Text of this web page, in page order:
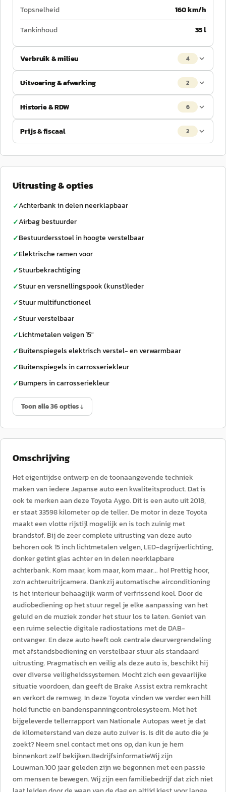
Topsnelheid
160 km/h
Tankinhoud
35 l
Verbruik & milieu 4
Uitvoering & afwerking 2
Historie & RDW 6
Prijs & fiscaal 2
Uitrusting & opties
✓Achterbank in delen neerklapbaar
✓Airbag bestuurder
✓Bestuurdersstoel in hoogte verstelbaar
✓Elektrische ramen voor
✓Stuurbekrachtiging
✓Stuur en versnellingspook (kunst)leder
✓Stuur multifunctioneel
✓Stuur verstelbaar
✓Lichtmetalen velgen 15"
✓Buitenspiegels elektrisch verstel- en verwarmbaar
✓Buitenspiegels in carrosseriekleur
✓Bumpers in carrosseriekleur
Toon alle 36 opties ↓
Omschrijving
Het eigentijdse ontwerp en de toonaangevende techniek
maken van iedere Japanse auto een kwaliteitsproduct. Dat is
ook te merken aan deze Toyota Aygo. Dit is een auto uit 2018,
er staat 33598 kilometer op de teller. De motor in deze Toyota
maakt een vlotte rijstijl mogelijk en is toch zuinig met
brandstof. Bij de zeer complete uitrusting van deze auto
behoren ook 15 inch lichtmetalen velgen, LED-dagrijverlichting,
donker getint glas achter en in delen neerklapbare
achterbank. Kom maar, kom maar, kom maar... ho! Prettig hoor,
zo'n achteruitrijcamera. Dankzij automatische airconditioning
is het interieur behaaglijk warm of verfrissend koel. Door de
audiobediening op het stuur regel je elke aanpassing van het
geluid en de muziek zonder het stuur los te laten. Geniet van
een ruime selectie digitale radiostations met de DAB-
ontvanger. En deze auto heeft ook centrale deurvergrendeling
met afstandsbediening en verstelbaar stuur als standaard
uitrusting. Pragmatisch en veilig als deze auto is, beschikt hij
over diverse veiligheidssystemen. Mocht zich een gevaarlijke
situatie voordoen, dan geeft de Brake Assist extra remkracht
en verkort de remweg. In deze Toyota vinden we verder een hill
hold functie en bandenspanningcontrolesysteem. Met het
bijgeleverde tellerrapport van Nationale Autopas weet je dat
de kilometerstand van deze auto zuiver is. Is dit de auto die je
zoekt? Neem snel contact met ons op, dan kun je hem
binnenkort zelf bekijken.BedrijfsinformatieWij zijn
Louwman.100 jaar geleden zijn we begonnen met een passie
om mensen te bewegen. Wij zijn een familiebedrijf dat zich niet